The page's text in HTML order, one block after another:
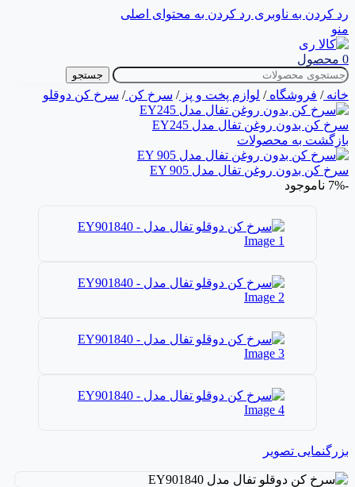
رد کردن به ناوبری رد کردن به محتوای اصلی
منو
0 محصول
جستجو
خانه/ فروشگاه/ لوازم پخت و پز/ سرخ کن/ سرخ کن دوقلو
سرخ كن بدون روغن تفال مدل EY245
بازگشت به محصولات
سرخ كن بدون روغن تفال مدل EY 905
-7%
ناموجود
بزرگنمایی تصویر